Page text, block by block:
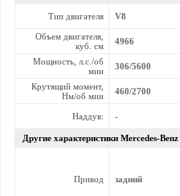
Тип двигателя V8
Объем двигателя,
куб. см
4966
Мощность, л.с./об
мин
306/5600
Крутящий момент,
Нм/об мин
460/2700
Наддув: -
Другие характеристики Mercedes-Benz
Привод задний